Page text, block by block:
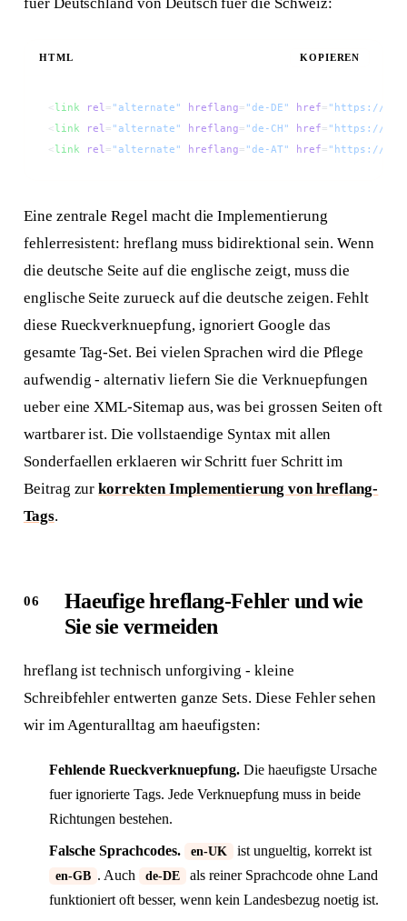
HTML KOPIEREN
< link rel= "alternate" hreflang= "de-DE" href= "https://
< link rel= "alternate" hreflang= "de-CH" href= "https://
< link rel= "alternate" hreflang= "de-AT" href= "https://
Eine zentrale Regel macht die Implementierung
fehlerresistent: hreflang muss bidirektional sein. Wenn
die deutsche Seite auf die englische zeigt, muss die
englische Seite zurueck auf die deutsche zeigen. Fehlt
diese Rueckverknuepfung, ignoriert Google das
gesamte Tag-Set. Bei vielen Sprachen wird die Pflege
aufwendig - alternativ liefern Sie die Verknuepfungen
ueber eine XML-Sitemap aus, was bei grossen Seiten oft
wartbarer ist. Die vollstaendige Syntax mit allen
Sonderfaellen erklaeren wir Schritt fuer Schritt im
Beitrag zurkorrekten Implementierung von hreflang-
Tags.
Haeufige hreflang-Fehler und wie
Sie sie vermeiden
hreflang ist technisch unforgiving - kleine
Schreibfehler entwerten ganze Sets. Diese Fehler sehen
wir im Agenturalltag am haeufigsten:
Fehlende Rueckverknuepfung.Die haeufigste Ursache
fuer ignorierte Tags. Jede Verknuepfung muss in beide
Richtungen bestehen.
Falsche Sprachcodes. en-UK ist ungueltig, korrekt ist
en-GB . Auch de-DE
als reiner Sprachcode ohne Land
funktioniert oft besser, wenn kein Landesbezug noetig ist.
Anliegen wählen
Worum geht's?
Webseite + SEO von Grund auf
Bestehende Website